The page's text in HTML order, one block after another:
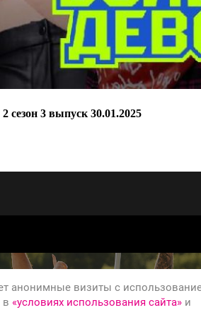
2 сезон 3 выпуск 30.01.2025